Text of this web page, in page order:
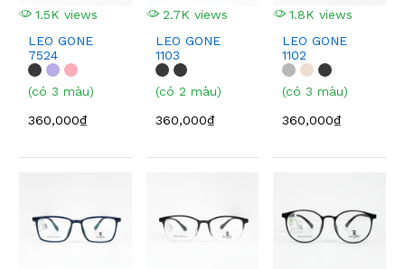
1.5K views
LEO GONE
7524
(có 3 màu)
360,000₫
2.7K views
LEO GONE
1103
(có 2 màu)
360,000₫
1.8K views
LEO GONE
1102
(có 3 màu)
360,000₫